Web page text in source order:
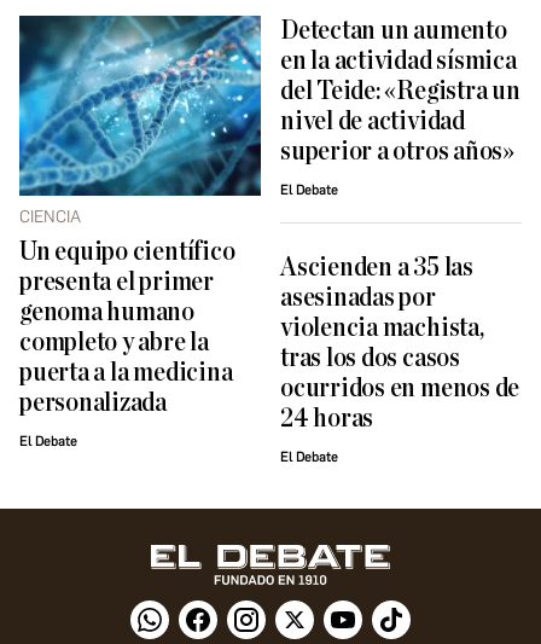
CIENCIA
Un equipo científico
presenta el primer
genoma humano
completo y abre la
puerta a la medicina
personalizada
El Debate
Detectan un aumento
en la actividad sísmica
del Teide: «Registra un
nivel de actividad
superior a otros años»
El Debate
Ascienden a 35 las
asesinadas por
violencia machista,
tras los dos casos
ocurridos en menos de
24 horas
El Debate